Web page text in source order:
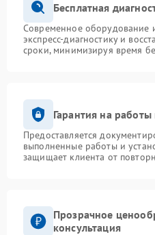
Бесплатная
Современное оборудование
экспресс-диагностику и
сроки, минимизируя время
Гарантия на работы
Предоставляется
выполненные работы и
защищает клиента от
Прозрачное
консультация